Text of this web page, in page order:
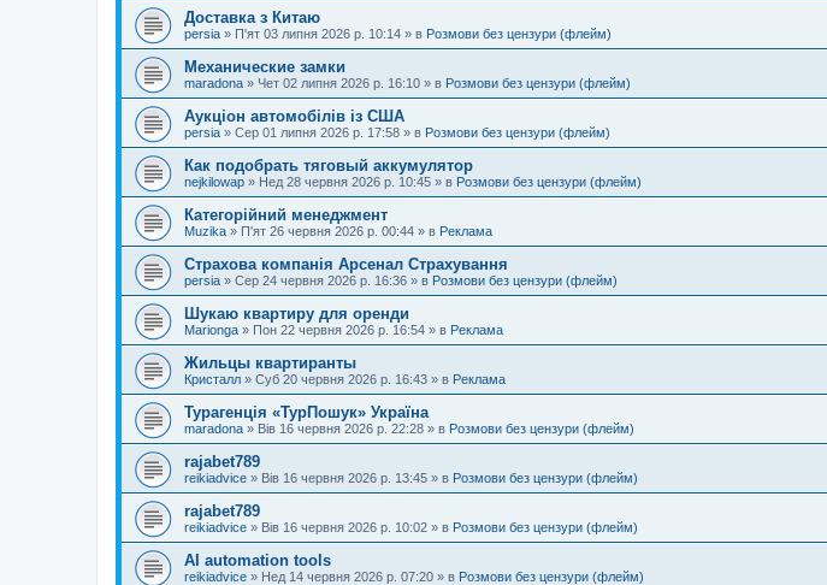
Доставка з Китаю
persia » П'ят 03 липня 2026 р. 10:14 » в Розмови без цензури (флейм)
Механические замки
maradona » Чет 02 липня 2026 р. 16:10 » в Розмови без цензури (флейм)
Аукціон автомобілів із США
persia » Сер 01 липня 2026 р. 17:58 » в Розмови без цензури (флейм)
Как подобрать тяговый аккумулятор
nejkilowap » Нед 28 червня 2026 р. 10:45 » в Розмови без цензури (флейм)
Категорійний менеджмент
Muzika » П'ят 26 червня 2026 р. 00:44 » в Реклама
Страхова компанія Арсенал Страхування
persia » Сер 24 червня 2026 р. 16:36 » в Розмови без цензури (флейм)
Шукаю квартиру для оренди
Marionga » Пон 22 червня 2026 р. 16:54 » в Реклама
Жильцы квартиранты
Кристалл » Суб 20 червня 2026 р. 16:43 » в Реклама
Турагенція «ТурПошук» Україна
maradona » Вів 16 червня 2026 р. 22:28 » в Розмови без цензури (флейм)
rajabet789
reikiadvice » Вів 16 червня 2026 р. 13:45 » в Розмови без цензури (флейм)
rajabet789
reikiadvice » Вів 16 червня 2026 р. 10:02 » в Розмови без цензури (флейм)
AI automation tools
reikiadvice » Нед 14 червня 2026 р. 07:20 » в Розмови без цензури (флейм)